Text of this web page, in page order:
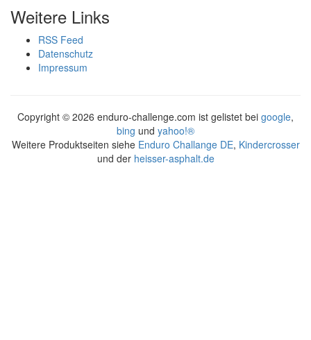
Weitere Links
RSS Feed
Datenschutz
Impressum
Copyright © 2026 enduro-challenge.com ist gelistet bei google,
bing und yahoo!®
Weitere Produktseiten siehe Enduro Challange DE, Kindercrosser
und der heisser-asphalt.de